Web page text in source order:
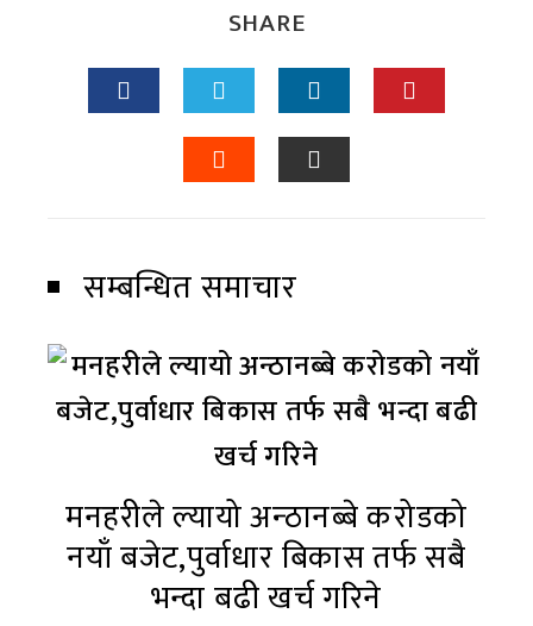
SHARE
सम्बन्धित समाचार
मनहरीले ल्यायो अन्ठानब्बे करोडको
नयाँ बजेट,पुर्वाधार बिकास तर्फ सबै
भन्दा बढी खर्च गरिने